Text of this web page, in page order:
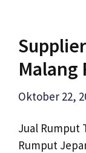
Malang
Oktober 22,
Jual Rumput
Rumput